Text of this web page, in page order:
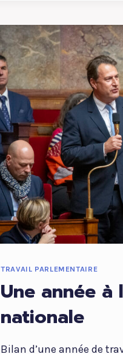
LFI
OU
DU
RN
N’EST
PAS
SOUHAITABLE
TRAVAIL PARLEMENTAIRE
Une année à
nationale
Bilan d’une année de